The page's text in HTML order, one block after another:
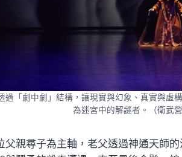
過「劇中劇」結構，讓現實與幻象、真實與虛
為迷宮中的解謎者。（衛武
父親尋子為主軸，老父透過神通天師